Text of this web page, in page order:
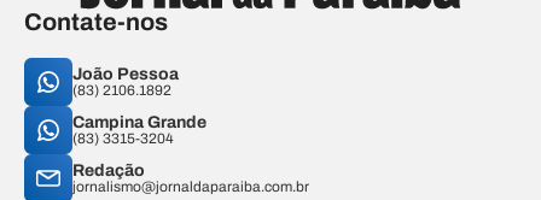
Contate-nos
João Pessoa
(83) 2106.1892
Campina Grande
(83) 3315-3204
Redação
jornalismo@jornaldaparaiba.com.br